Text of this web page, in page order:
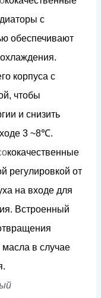
диаторы с
обеспечивают
охлаждения.
корпуса с
й, чтобы
ии и снизить
ходе 3 ~8℃.
кокачественные
регулировкой от
ха на входе для
я. Встроенный
твращения
масла в случае